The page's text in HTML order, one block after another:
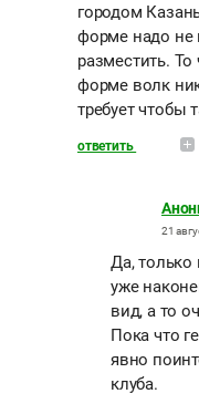
городом
форме надо не
разместить.
форме волк
требует чтобы
ответить
21
Да, только
уже
вид, а то
Пока что
явно
клуба.